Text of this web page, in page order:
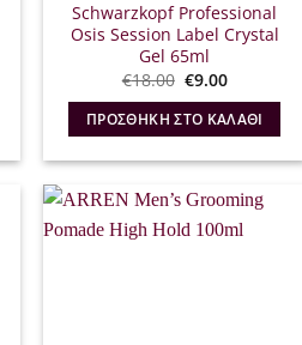
Schwarzkopf Professional
Osis Session Label Crystal
Gel 65ml
€18.00 Original
was:
€18.00.
€9.00Η
τιμή
είναι:
ΠΡΟΣΘΉΚΗ ΣΤΟ ΚΑΛΆΘΙ